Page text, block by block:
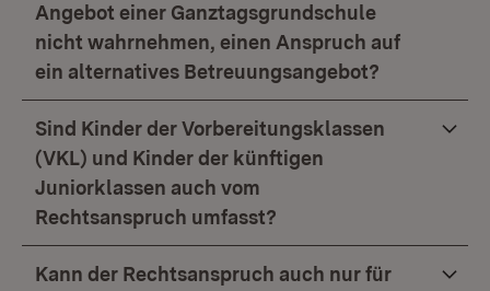
Angebot einer Ganztagsgrundschule
nicht wahrnehmen, einen Anspruch auf
ein alternatives Betreuungsangebot?
Sind Kinder der Vorbereitungsklassen
(VKL) und Kinder der künftigen
Juniorklassen auch vom
Rechtsanspruch umfasst?
Kann der Rechtsanspruch auch nur für